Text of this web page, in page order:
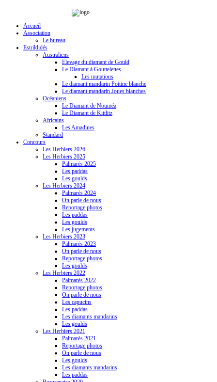
Accueil
Association
Le bureau
Estrildidés
Australiens
Elevage du diamant de Gould
Le Diamant à Gouttelettes
Les mutations
Le diamant mandarin Poitine blanche
Le diamant mandarin Joues blanches
Océaniens
Le Diamant de Nouméa
Le Diamant de Kittlitz
Africains
Les Amadines
Standard
Concours
Les Herbiers 2026
Les Herbiers 2025
Palmarès 2025
Les paddas
Les goulds
Les Herbiers 2024
Palmarès 2024
On parle de nous
Reportage photos
Les paddas
Les goulds
Les jugements
Les Herbiers 2023
Palmarès 2023
On parle de nous
Reportage photos
Les goulds
Les Herbiers 2022
Palmarès 2022
Reportage photos
On parle de nous
Les capucins
Les paddas
Les diamants mandarins
Les goulds
Les Herbiers 2021
Palmarès 2021
Reportage photos
On parle de nous
Les goulds
Les diamants mandarins
Les paddas